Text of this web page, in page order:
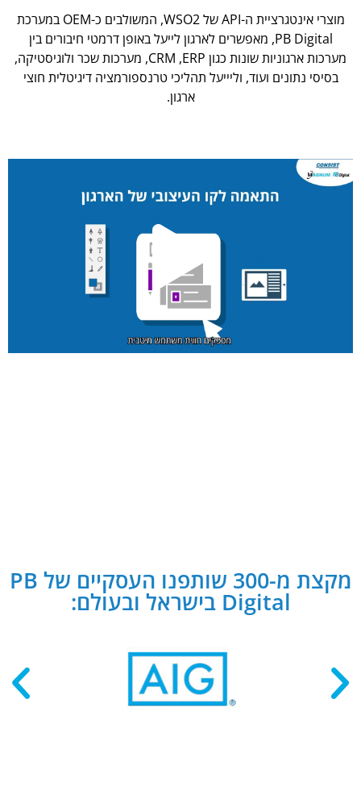
מוצרי אינטגרציית ה-API של WSO2, המשולבים כ-OEM במערכת
PB Digital, מאפשרים לארגון לייעל באופן דרמטי חיבורים בין
מערכות ארגוניות שונות כגון CRM ,ERP, מערכות שכר ולוגיסטיקה,
בסיסי נתונים ועוד, וליייעל תהליכי טרנספורמציה דיגיטלית חוצי
ארגון.
מקצת מ-300 שותפנו העסקיים של PB
Digital בישראל ובעולם: